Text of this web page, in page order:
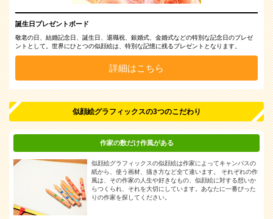
誕生日プレゼントボード
敬老の日、結婚記念日、誕生日、退職祝、銀婚式、金婚式などの特別な記念日のプレゼ
ントとして。世界にひとつの似顔絵は、特別な記憶に残るプレゼントとなります。
詳細はこちら
似顔絵グラフィックスの3つのこだわり
作家の数だけ作風がある
似顔絵グラフィックスの似顔絵は作家によってキャンバスの
紙から、使う画材、描き方など全て違います。 それぞれの作
風は、その作家の人生や好きなもの、似顔絵に対する想いか
らつくられ、それを大切にしています。あなたに一番ぴった
りの作家を探してください。